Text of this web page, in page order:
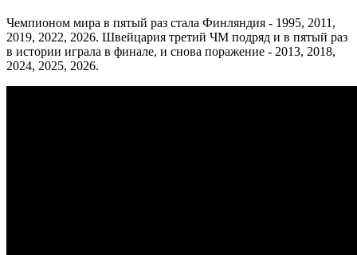
Чемпионом мира в пятый раз стала Финляндия - 1995, 2011,
2019, 2022, 2026. Швейцария третий ЧМ подряд и в пятый раз
в истории играла в финале, и снова поражение - 2013, 2018,
2024, 2025, 2026.